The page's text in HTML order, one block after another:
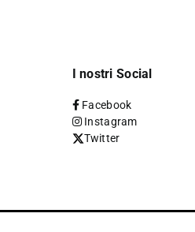
I nostri Social
Facebook
Instagram
Twitter